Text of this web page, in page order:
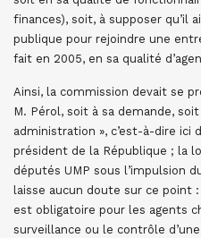
finances), soit, à supposer qu’il
publique pour rejoindre une
fait en 2005, en sa qualité
Ainsi, la commission devait se
M. Pérol, soit à sa demande,
administration », c’est-à-dire ici
président de la République ; la
députés UMP sous l’impulsion
laisse aucun doute sur ce point
est obligatoire pour les agents
surveillance ou le contrôle